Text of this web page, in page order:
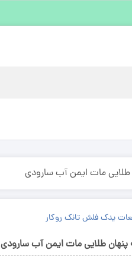
طلایی مات ایمن آب سارودی
یدک فلش تانک روکار
طلایی مات ایمن آب سارودی